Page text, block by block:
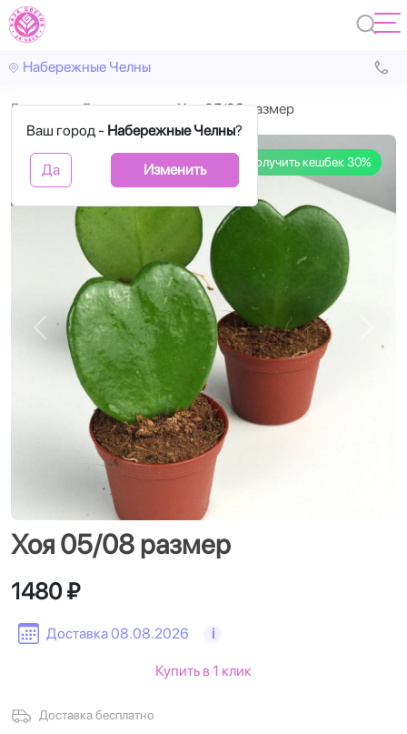
Набережные Челны
Ваш город - Набережные Челны?
Да Изменить
Главная Горшечные Хоя 05/08 размер
Получить кешбек 30%
Назад
Хоя 05/08 размер
Доставка 08.08.2026 i
1480 ₽
Доставка бесплатно
Купить в 1 клик